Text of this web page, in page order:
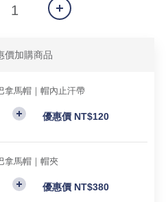
價加購商品
拿馬帽｜帽內止汗帶
優惠價 NT$120
拿馬帽｜帽夾
優惠價 NT$380